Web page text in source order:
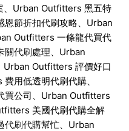
、Urban Outfitters 黑五特
節折扣代刷攻略、Urban
Outfitters 一條龍代買代
代刷處理、Urban
Outfitters 評價好口
用低透明代刷代購、
買公司、Urban Outfitters
美國代刷代購全解
刷代購幫忙、Urban